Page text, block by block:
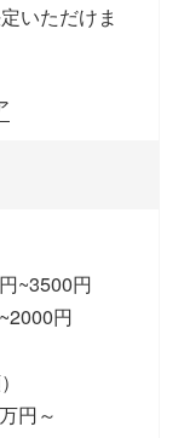
いただけま
~3500円
円
円～